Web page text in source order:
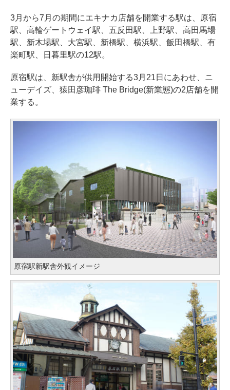
3月から7月の期間にエキナカ店舗を開業する駅は、原宿
駅、高輪ゲートウェイ駅、五反田駅、上野駅、高田馬場
駅、新木場駅、大宮駅、新橋駅、横浜駅、飯田橋駅、有
楽町駅、日暮里駅の12駅。
原宿駅は、新駅舎が供用開始する3月21日にあわせ、ニ
ューデイズ、猿田彦珈琲 The Bridge(新業態)の2店舗を開
業する。
原宿駅新駅舎外観イメージ